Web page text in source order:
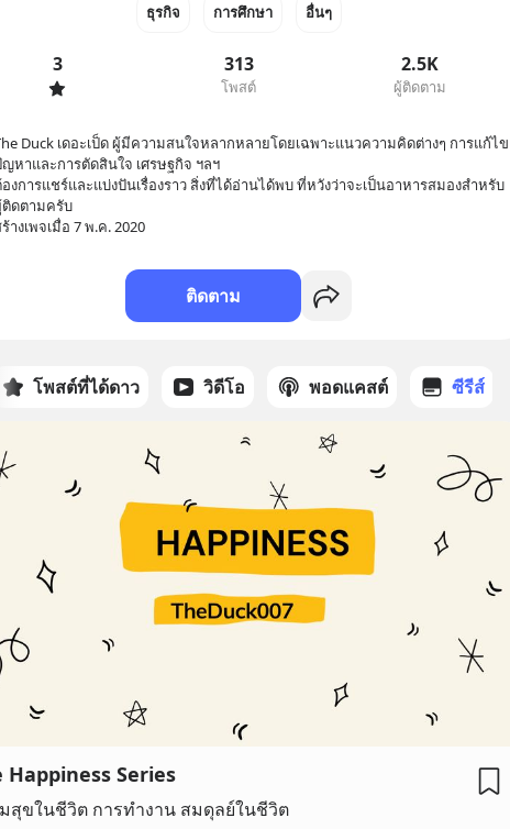
ธุรกิจ การศึกษา อื่นๆ
3 313
โพสต์
2.5K
ผู้ติดตาม
Duck เดอะเป็ด ผู้มีความสนใจหลากหลายโดยเฉพาะแนวความคิดต่างๆ การแก้ไข
หาและการตัดสินใจ เศรษฐกิจ ฯลฯ
งการแชร์และแบ่งปันเรื่องราว สิ่งที่ได้อ่านได้พบ ที่หวังว่าจะเป็นอาหารสมองสำหรับ
ดตามครับ
างเพจเมื่อ 7 พ.ค. 2020
ติดตาม
โพสต์ที่ได้ดาว วิดีโอ พอดแคสต์ ซีรีส์
Happiness Series
สุขในชีวิต การทำงาน สมดุลย์ในชีวิต